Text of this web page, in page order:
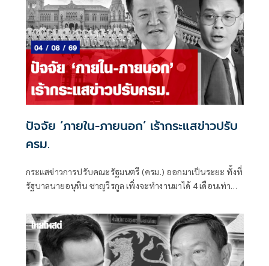
ปัจจัย ‘ภายใน-ภายนอก’ เร้ากระแสข่าวปรับ
ครม.
กระแสข่าวการปรับคณะรัฐมนตรี (ครม.) ออกมาเป็นระยะ ทั้งที่
รัฐบาลนายอนุทิน ชาญวีรกูล เพิ่งจะทำงานมาได้ 4 เดือนเท่านั้น
อย่างเร็วที่สุดจะปรับกันทุก 6 เดือน หรือครึ่งปี